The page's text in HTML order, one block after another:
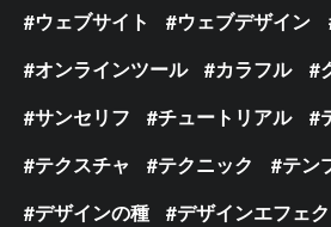
ウェブサイト
ウェブデザイン
オンラインツール
カラフル
サンセリフ
チュートリアル
テクスチャ
テクニック
テン
デザインの種
デザインエフェ